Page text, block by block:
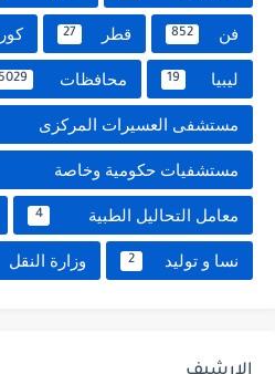
فن 852 قطر 27
ليبيا 19 محافظات 5029
مستشفى العسيرات المركزى
مستشفيات حكومية وخاصة
معامل التحاليل الطبية 4
نسا و توليد 2 وزارة النقل